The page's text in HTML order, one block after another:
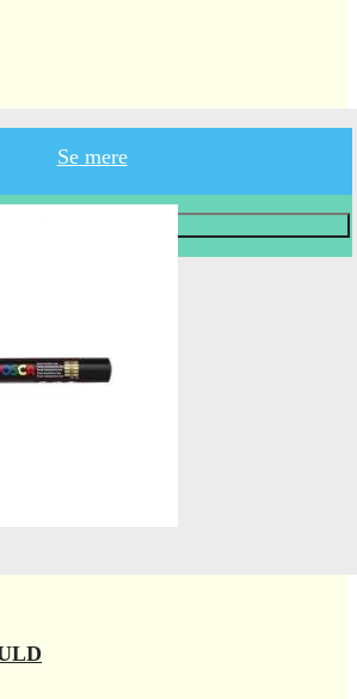
Se mere